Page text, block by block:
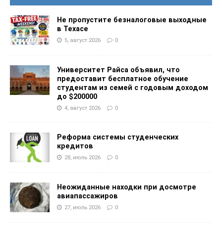
Не пропустите безналоговые выходные
в Техасе
5, август 2026 0
Университет Райса объявил, что
предоставит бесплатное обучение
студентам из семей с годовым доходом
до $200000
4, август 2026 0
Реформа системы студенческих
кредитов
28, июль 2026 0
Неожиданные находки при досмотре
авиапассажиров
27, июль 2026 0